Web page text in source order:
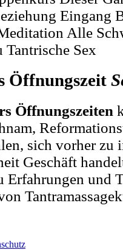
Eingang
Alle
Tantrische Sex
Öffnungszeit
Öffnungszeiten
sich vorher zu
Geschäft
Erfahrungen und